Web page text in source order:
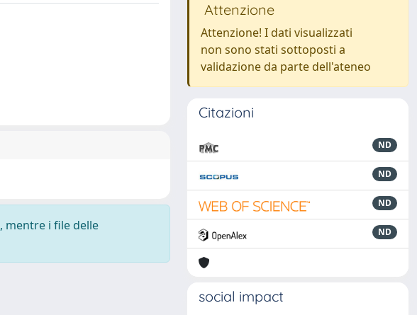
, mentre i file delle
Attenzione
Attenzione! I dati visualizzati
non sono stati sottoposti a
validazione da parte dell'ateneo
Citazioni
ND
ND
ND
ND
social impact